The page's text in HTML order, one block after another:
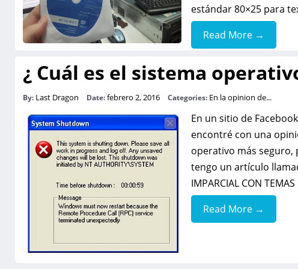
estándar 80×25 para
Read More →
¿ Cuál es el sistema
By: Last Dragon Date:febrero 2, 2016 Categories: En la opinion de...
En un sitio de
encontré con una
operativo más
tengo un artículo
IMPARCIAL CON
Read More →